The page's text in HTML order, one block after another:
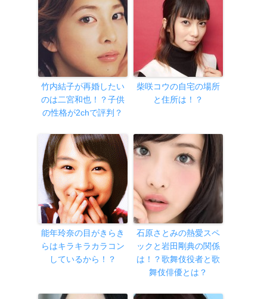
竹内結子が再婚したい
のは二宮和也！？子供
の性格が2chで評判？
柴咲コウの自宅の場所
と住所は！？
能年玲奈の目がきらき
らはキラキラカラコン
しているから！？
石原さとみの熱愛スペ
ックと岩田剛典の関係
は！？歌舞伎役者と歌
舞伎俳優とは？